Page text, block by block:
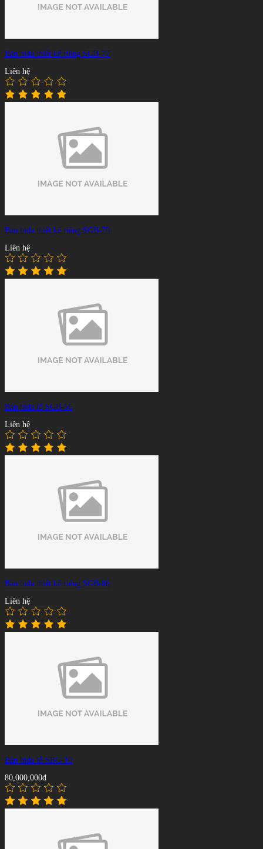
Bàn bida thiết kế riêng SGB-77
Liên hệ
Bàn bida thiết kế riêng SGB-70
Liên hệ
Bàn bida lỗ SGB-56
Liên hệ
Bàn bida thiết kế riêng SGB-86
Liên hệ
Bàn bida lỗ SBG-10
80,000,000đ